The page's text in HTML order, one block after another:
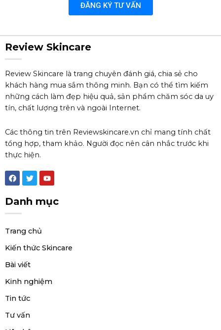
ĐĂNG KÝ TƯ VẤN
Review Skincare
Review Skincare là trang chuyên đánh giá, chia sẻ cho
khách hàng mua sắm thông minh. Bạn có thể tìm kiếm
những cách làm đẹp hiệu quả, sản phẩm chăm sóc da uy
tín, chất lượng trên và ngoài Internet.
Các thông tin trên Reviewskincare.vn chỉ mang tính chất
tổng hợp, tham khảo. Người đọc nên cân nhắc trước khi
thực hiện.
F
a
e
b
o
T
w
t
Y
o
u
Danh mục
Trang chủ
Kiến thức Skincare
Bài viết
Kinh nghiệm
Tin tức
Tư vấn